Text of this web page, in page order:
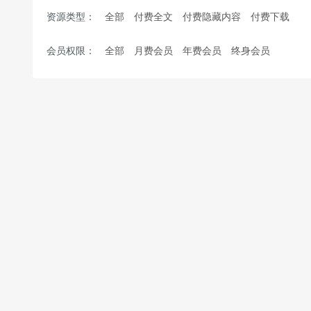
资源类型： 全部 付费全文 付费隐藏内容 付费下载
会员权限： 全部 月费会员 年费会员 终身会员